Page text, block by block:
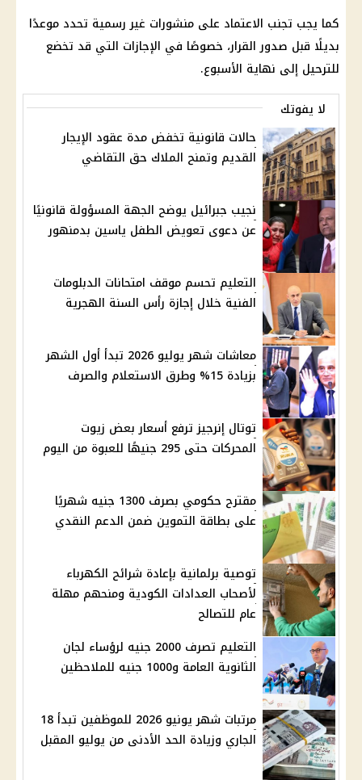
كما يجب تجنب الاعتماد على منشورات غير رسمية تحدد موعدًا
بديلًا قبل صدور القرار، خصوصًا في الإجازات التي قد تخضع
للترحيل إلى نهاية الأسبوع.
لا يفوتك
حالات قانونية تخفض مدة عقود الإيجار
القديم وتمنح الملاك حق التقاضي
نجيب جبرائيل يوضح الجهة المسؤولة قانونيًا
عن دعوى تعويض الطفل ياسين بدمنهور
التعليم تحسم موقف امتحانات الدبلومات
الفنية خلال إجازة رأس السنة الهجرية
معاشات شهر يوليو 2026 تبدأ أول الشهر
بزيادة 15% وطرق الاستعلام والصرف
توتال إنرجيز ترفع أسعار بعض زيوت
المحركات حتى 295 جنيهًا للعبوة من اليوم
مقترح حكومي بصرف 1300 جنيه شهريًا
على بطاقة التموين ضمن الدعم النقدي
توصية برلمانية بإعادة شرائح الكهرباء
لأصحاب العدادات الكودية ومنحهم مهلة
عام للتصالح
التعليم تصرف 2000 جنيه لرؤساء لجان
الثانوية العامة و1000 جنيه للملاحظين
مرتبات شهر يونيو 2026 للموظفين تبدأ 18
الجاري وزيادة الحد الأدنى من يوليو المقبل